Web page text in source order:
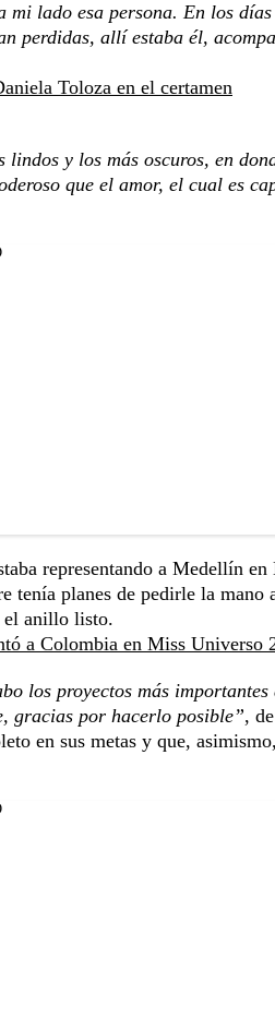
lado esa persona. En los
perdidas, allí estaba él,
Toloza en el certamen
lindos y los más oscuros, en
que el amor, el cual es
representando a Medellín
tenía planes de pedirle la mano
el anillo listo.
a Colombia en Miss Universo
los proyectos más
gracias por hacerlo posible”,
en sus metas y que,